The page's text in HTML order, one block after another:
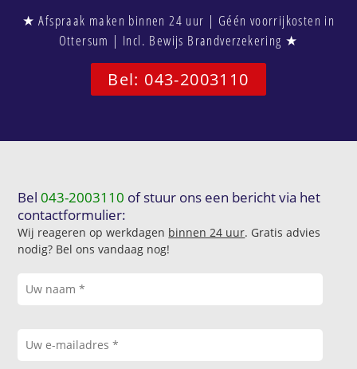
★ Afspraak maken binnen 24 uur | Géén voorrijkosten in
Ottersum | Incl. Bewijs Brandverzekering ★
Bel: 043-2003110
Bel043-2003110 of stuur ons een bericht via het
contactformulier:
Wij reageren op werkdagen binnen 24 uur. Gratis advies
nodig? Bel ons vandaag nog!